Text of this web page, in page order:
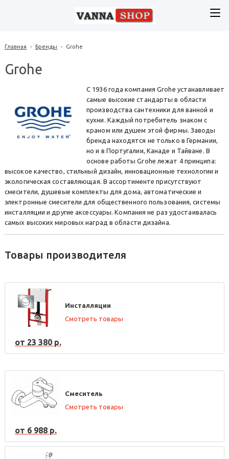
Главная - Бренды - Grohe
Grohe
C 1936 года компания Grohe устанавливает
самые высокие стандарты в области
производства сантехники для ванной и
кухни. Каждый потребитель знаком с
краном или душем этой фирмы. Заводы
бренда находятся не только в Германии,
но и в Португалии, Канаде и Тайване. В
основе работы Grohe лежат 4 принципа:
высокое качество, стильный дизайн, инновационные технологии и
экологическая составляющая. В ассортименте присутствуют
смесители, душевые комплекты для дома, автоматические и
электронные смесители для общественного пользования, системы
инсталляции и другие аксессуары. Компания не раз удостаивалась
самых высоких мировых наград в области дизайна.
Товары производителя
Инсталляции
Смотреть товары
от 23 380 р.
Смеситель
Смотреть товары
от 6 988 р.